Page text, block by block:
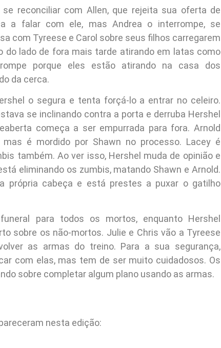
reconciliar com Allen, que rejeita sua oferta de
a falar com ele, mas Andrea o interrompe, se
com Tyreese e Carol sobre seus filhos carregarem
do lado de fora mais tarde atirando em latas como
porque eles estão atirando na casa dos
da cerca.
o segura e tenta forçá-lo a entrar no celeiro.
se inclinando contra a porta e derruba Hershel
começa a ser empurrada para fora. Arnold
é mordido por Shawn no processo. Lacey é
também. Ao ver isso, Hershel muda de opinião e
eliminando os zumbis, matando Shawn e Arnold.
própria cabeça e está prestes a puxar o gatilho
para todos os mortos, enquanto Hershel
sobre os não-mortos. Julie e Chris vão a Tyreese
as armas do treino. Para a sua segurança,
com elas, mas tem de ser muito cuidadosos. Os
sobre completar algum plano usando as armas.
nesta edição: